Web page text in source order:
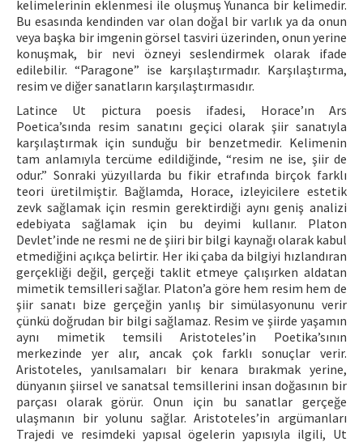
kelimelerinin eklenmesi ile oluşmuş Yunanca bir kelimedir.
Bu esasında kendinden var olan doğal bir varlık ya da onun
veya başka bir imgenin görsel tasviri üzerinden, onun yerine
konuşmak, bir nevi özneyi seslendirmek olarak ifade
edilebilir. “Paragone” ise karşılaştırmadır. Karşılaştırma,
resim ve diğer sanatların karşılaştırmasıdır.
Latince Ut pictura poesis ifadesi, Horace’ın Ars
Poetica’sında resim sanatını geçici olarak şiir sanatıyla
karşılaştırmak için sunduğu bir benzetmedir. Kelimenin
tam anlamıyla tercüme edildiğinde, “resim ne ise, şiir de
odur.” Sonraki yüzyıllarda bu fikir etrafında birçok farklı
teori üretilmiştir. Bağlamda, Horace, izleyicilere estetik
zevk sağlamak için resmin gerektirdiği aynı geniş analizi
edebiyata sağlamak için bu deyimi kullanır. Platon
Devlet’inde ne resmi ne de şiiri bir bilgi kaynağı olarak kabul
etmediğini açıkça belirtir. Her iki çaba da bilgiyi hızlandıran
gerçekliği değil, gerçeği taklit etmeye çalışırken aldatan
mimetik temsilleri sağlar. Platon’a göre hem resim hem de
şiir sanatı bize gerçeğin yanlış bir simülasyonunu verir
çünkü doğrudan bir bilgi sağlamaz. Resim ve şiirde yaşamın
aynı mimetik temsili Aristoteles’in Poetika’sının
merkezinde yer alır, ancak çok farklı sonuçlar verir.
Aristoteles, yanılsamaları bir kenara bırakmak yerine,
dünyanın şiirsel ve sanatsal temsillerini insan doğasının bir
parçası olarak görür. Onun için bu sanatlar gerçeğe
ulaşmanın bir yolunu sağlar. Aristoteles’in argümanları
Trajedi ve resimdeki yapısal ögelerin yapısıyla ilgili, Ut